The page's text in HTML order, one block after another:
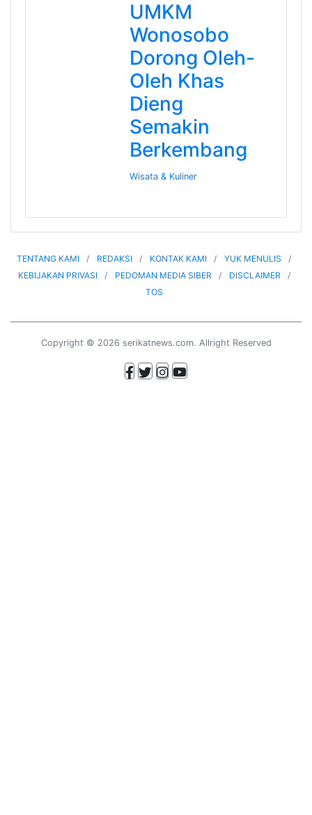
UMKM
Wonosobo
Dorong Oleh-
Oleh Khas
Dieng
Semakin
Berkembang
Wisata & Kuliner
TENTANG KAMI REDAKSI KONTAK KAMI
YUK MENULIS
KEBIJAKAN PRIVASI
PEDOMAN MEDIA SIBER
DISCLAIMER
TOS
Copyright © 2026 serikatnews.com. Allright Reserved